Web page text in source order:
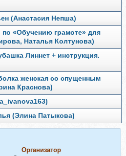
(Анастасия Непша)
по «Обучению грамоте» для
Наталья Колтунова)
Линнет + инструкция.
женская со спущенным
Краснова)
(Элина Патыкова)
Организатор